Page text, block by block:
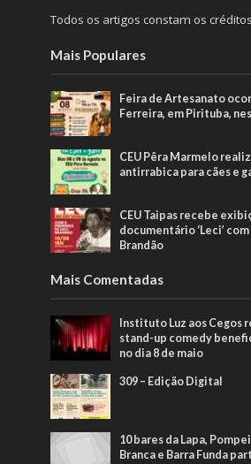
Todos os artigos constam os
Mais Populares
Feira de Artesanato
Ferreira, em Pirituba,
CEU Pêra Marmelo
antirrabica para cães e
CEU Taipas recebe
documentário ‘Leci’
Brandão
Mais Comentadas
Instituto Luz aos Cegos
stand-up comedy
no dia 8 de maio
309 – Edição Digital
10 bares da Lapa,
Branca e Barra Funda